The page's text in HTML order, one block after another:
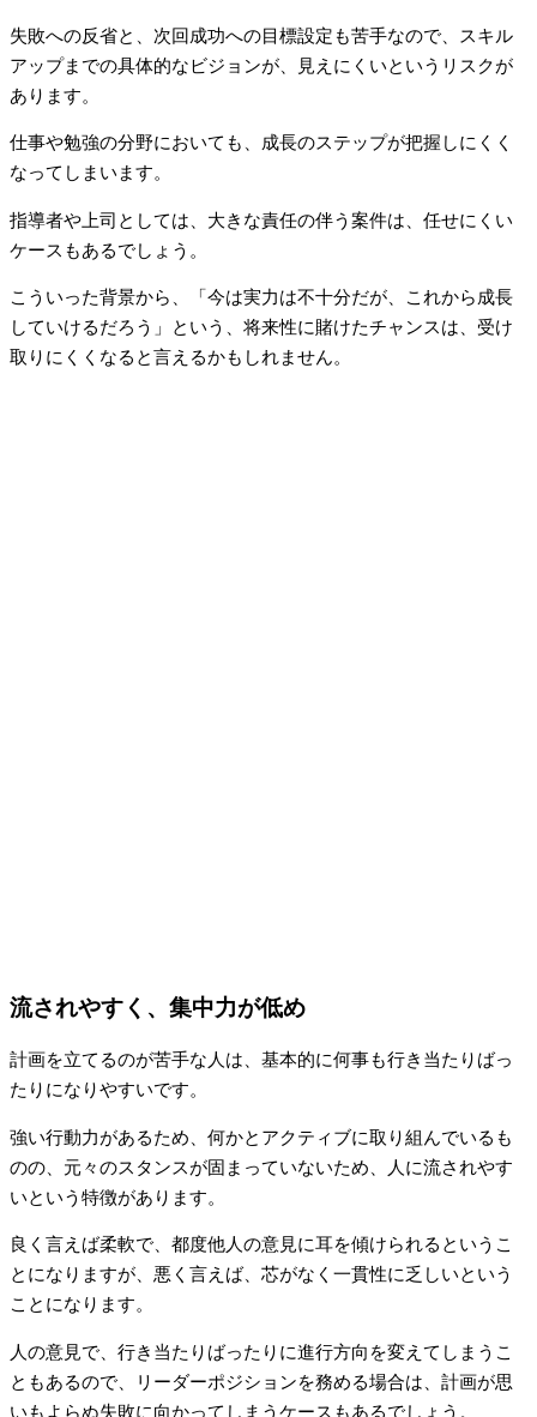
失敗への反省と、次回成功への目標設定も苦手なので、スキル
アップまでの具体的なビジョンが、見えにくいというリスクが
あります。
仕事や勉強の分野においても、成長のステップが把握しにくく
なってしまいます。
指導者や上司としては、大きな責任の伴う案件は、任せにくい
ケースもあるでしょう。
こういった背景から、「今は実力は不十分だが、これから成長
していけるだろう」という、将来性に賭けたチャンスは、受け
取りにくくなると言えるかもしれません。
流されやすく、集中力が低め
計画を立てるのが苦手な人は、基本的に何事も行き当たりばっ
たりになりやすいです。
強い行動力があるため、何かとアクティブに取り組んでいるも
のの、元々のスタンスが固まっていないため、人に流されやす
いという特徴があります。
良く言えば柔軟で、都度他人の意見に耳を傾けられるというこ
とになりますが、悪く言えば、芯がなく一貫性に乏しいという
ことになります。
人の意見で、行き当たりばったりに進行方向を変えてしまうこ
ともあるので、リーダーポジションを務める場合は、計画が思
いもよらぬ失敗に向かってしまうケースもあるでしょう。